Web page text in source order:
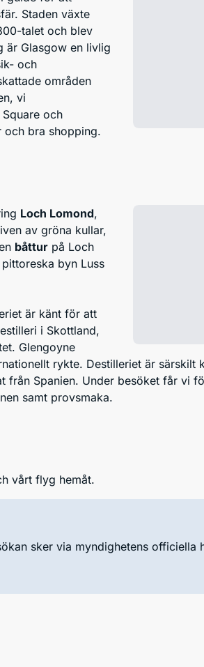
Staden växte
talet och blev
är Glasgow en livlig
och
områden
vi
och
och bra shopping.
Loch Lomond,
av gröna kullar,
båttur på Loch
byn Luss
är känt för att
i Skottland,
Glengoyne
rykte. Destilleriet är särskilt
Spanien. Under besöket får vi
samt provsmaka.
vårt flyg hemåt.
sker via myndighetens officiella